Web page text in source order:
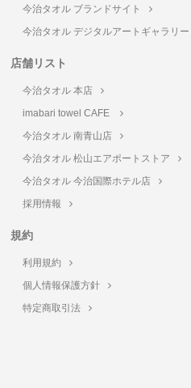
今治タオル ブランドサイト
今治タオル デジタルアートギャラリー
店舗リスト
今治タオル 本店
imabari towel CAFE
今治タオル 南青山店
今治タオル 松山エアポートストア
今治タオル 今治国際ホテル店
採用情報
規約
利用規約
個人情報保護方針
特定商取引法